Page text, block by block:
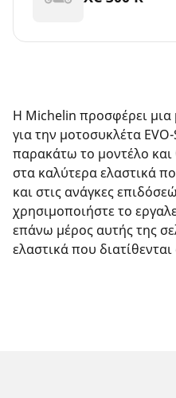
Η Michelin προσφέρει μια
για την μοτοσυκλέτα
παρακάτω το μοντέλο
στα καλύτερα ελαστικά
και στις ανάγκες
χρησιμοποιήστε το
επάνω μέρος αυτής της
ελαστικά που